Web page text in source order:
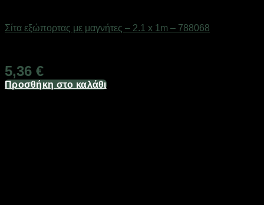
Σίτα εξώπορτας με μαγνήτες – 2.1 x 1m – 788068
5,36 €
Προσθήκη στο καλάθι